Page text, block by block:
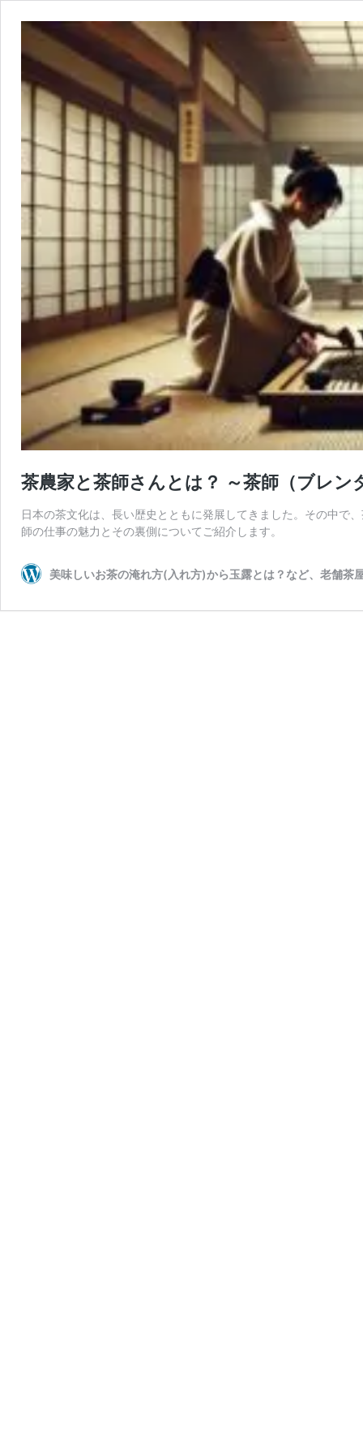
茶農家と茶師さんとは？ ～茶師（ブレン
日本の茶文化は、長い歴史とともに発展してきました。その中で
師の仕事の魅力とその裏側についてご紹介します。
美味しいお茶の淹れ方(入れ方)から玉露とは？など、老舗茶